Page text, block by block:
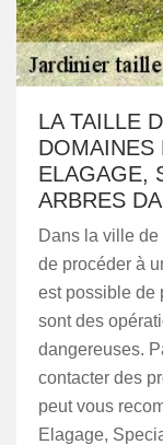
LA TAILLE
DOMAINES
ELAGAGE,
ARBRES
Dans la ville
de procéder à
est possible de
sont des
dangereuses.
contacter des
peut vous
Elagage,